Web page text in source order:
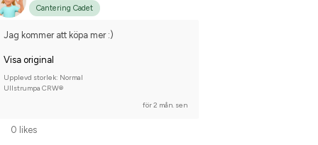
Cantering Cadet
Jag kommer att köpa mer :)
Visa original
Upplevd storlek: Normal
Ullstrumpa CRW®
för 2 mån. sen
0 likes